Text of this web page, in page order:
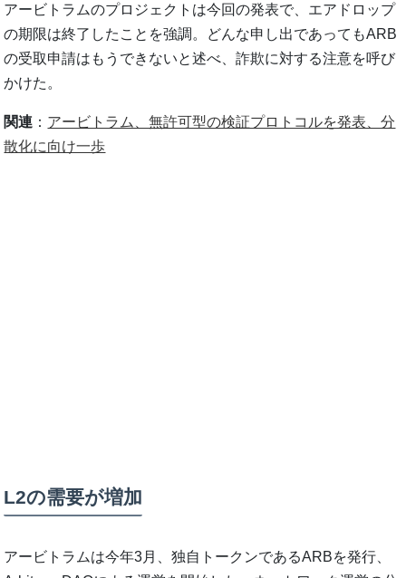
アービトラムのプロジェクトは今回の発表で、エアドロップ
の期限は終了したことを強調。どんな申し出であってもARB
の受取申請はもうできないと述べ、詐欺に対する注意を呼び
かけた。
関連 ： アービトラム、無許可型の検証プロトコルを発表、分
散化に向け一歩
L2の需要が増加
アービトラムは今年3月、独自トークンであるARBを発行、